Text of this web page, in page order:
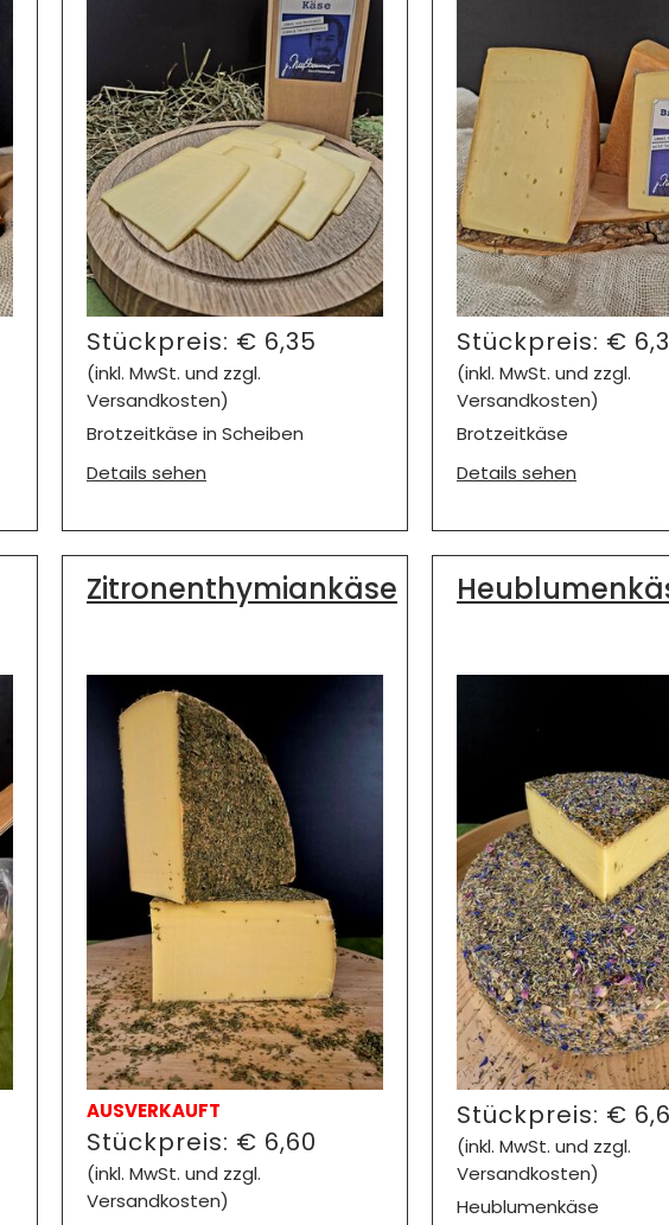
Stückpreis: € 6,35
(inkl. MwSt. und zzgl.
Versandkosten)
Brotzeitkäse in Scheiben
Details sehen
Stückpreis: €
(inkl. MwSt. und zzgl.
Versandkosten)
Brotzeitkäse
Details sehen
Zitronenthymiankäse
AUSVERKAUFT
Stückpreis: € 6,60
(inkl. MwSt. und zzgl.
Versandkosten)
Stückpreis: €
(inkl. MwSt. und zzgl.
Versandkosten)
Heublumenkäse